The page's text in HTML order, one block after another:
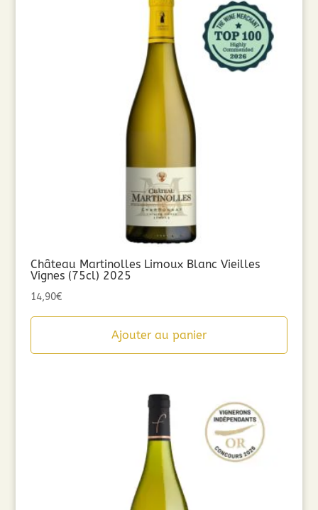
Château Martinolles Limoux Blanc Vieilles
Vignes (75cl) 2025
14,90€
Ajouter au panier